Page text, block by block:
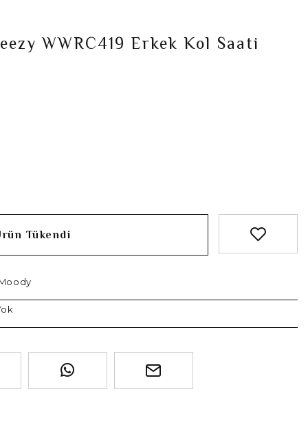
WWRC419 Erkek Kol Saati
Tükendi